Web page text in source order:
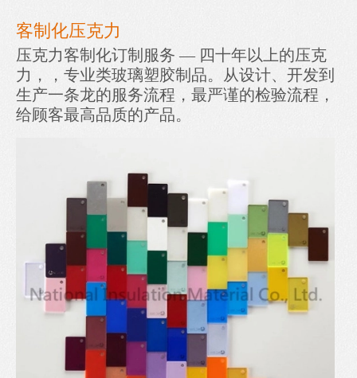
客制化压克力
压克力客制化订制服务 — 四十年以上的压克
力，，专业类玻璃塑胶制品。从设计、开发到
生产一条龙的服务流程，最严谨的检验流程，
给顾客最高品质的产品。